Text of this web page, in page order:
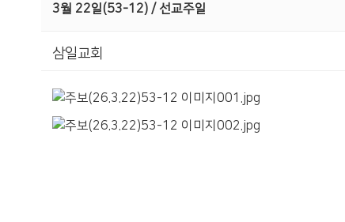
3월 22일(53-12) / 선교주일
삼일교회